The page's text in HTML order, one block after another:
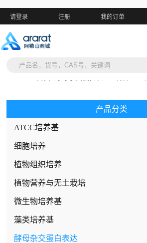
请登录 注册 我的订单
产品分类
ATCC培养基
细胞培养
间充质干细胞无血清培养基
细胞转染试剂
细胞培养添加剂
通用血清
特制胎牛血清
植物组织培养
MS培养基
改良MS培养基（免调pH）
改良MS培养基基盐
缺素MS培养基基盐
植物营养与无土栽培
霍格兰营养液
Yoshida水稻营养液
木村B水稻营养液
微生物培养基
土壤微生物
医学微生物
藻类培养基
酵母杂交蛋白表达